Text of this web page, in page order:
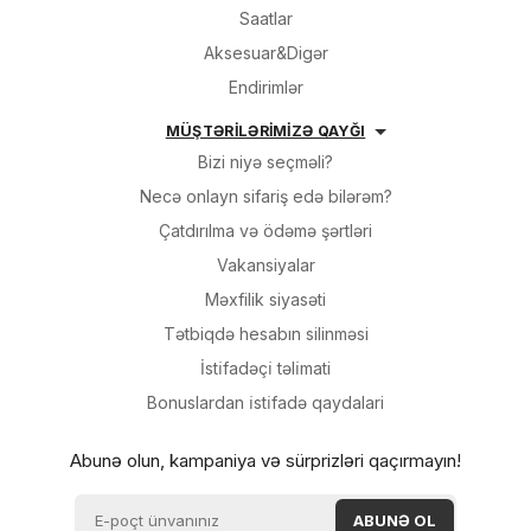
Saatlar
Aksesuar&Digər
Endirimlər
MÜŞTƏRİLƏRİMİZƏ QAYĞI
Bizi niyə seçməli?
Necə onlayn sifariş edə bilərəm?
Çatdırılma və ödəmə şərtləri
Vakansiyalar
Məxfilik siyasəti
Tətbiqdə hesabın silinməsi
İsti̇fadəçi̇ təli̇mati
Bonuslardan i̇sti̇fadə qaydalari
Abunə olun, kampaniya və sürprizləri qaçırmayın!